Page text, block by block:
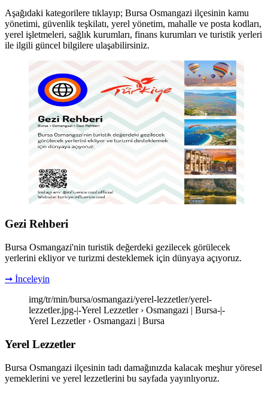
Aşağıdaki kategorilere tıklayıp; Bursa Osmangazi ilçesinin kamu
yönetimi, güvenlik teşkilatı, yerel yönetim, mahalle ve posta kodları,
yerel işletmeleri, sağlık kurumları, finans kurumları ve turistik yerleri
ile ilgili güncel bilgilere ulaşabilirsiniz.
Gezi Rehberi
Bursa Osmangazi'nin turistik değerdeki gezilecek görülecek
yerlerini ekliyor ve turizmi desteklemek için dünyaya açıyoruz.
➞ İnceleyin
img/tr/min/bursa/osmangazi/yerel-lezzetler/yerel-
lezzetler.jpg-|-Yerel Lezzetler › Osmangazi | Bursa-|-
Yerel Lezzetler › Osmangazi | Bursa
Yerel Lezzetler
Bursa Osmangazi ilçesinin tadı damağınızda kalacak meşhur yöresel
yemeklerini ve yerel lezzetlerini bu sayfada yayınlıyoruz.